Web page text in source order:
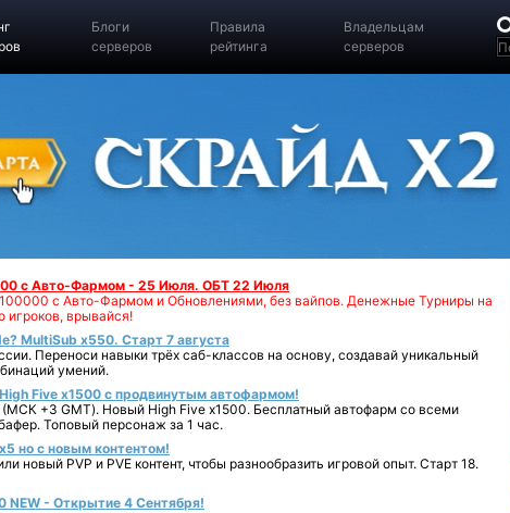
Блоги
серверов
Правила
рейтинга
Владельцам
серверов
с Авто-Фармом - 25 Июля. ОБТ 22 Июля
с Авто-Фармом и Обновлениями, без вайпов. Денежные Турниры на
врывайся!
MultiSub x550. Старт 7 августа
Переноси навыки трёх саб-классов на основу, создавай уникальный
умений.
Five x1500 с продвинутым автофармом!
+3 GMT). Новый High Five x1500. Бесплатный автофарм со всеми
Топовый персонаж за 1 час.
но с новым контентом!
новый PVP и PVE контент, чтобы разнообразить игровой опыт. Старт 18.
NEW - Открытие 4 Сентября!